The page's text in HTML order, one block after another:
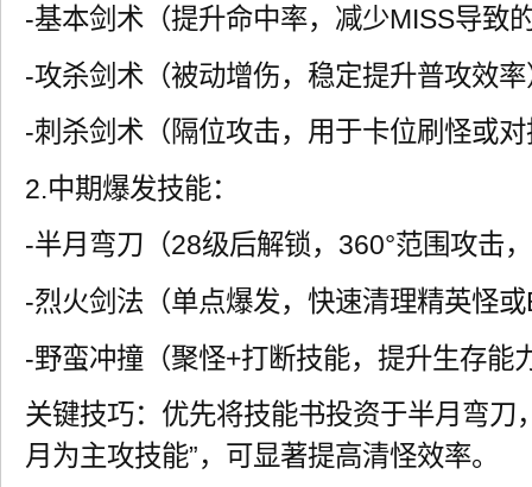
-基本剑术（提升命中率，减少MISS导致
-攻杀剑术（被动增伤，稳定提升普攻效率
-刺杀剑术（隔位攻击，用于卡位刷怪或
2.中期爆发技能：
-半月弯刀（28级后解锁，360°范围攻击
-烈火剑法（单点爆发，快速清理精英怪
-野蛮冲撞（聚怪+打断技能，提升生存能
关键技巧：优先将技能书投资于半月弯刀
月为主攻技能”，可显著提高清怪效率。